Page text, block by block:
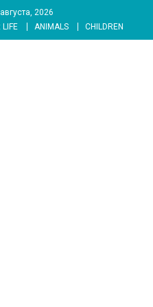
2026
LIFE ANIMALS CHILDREN